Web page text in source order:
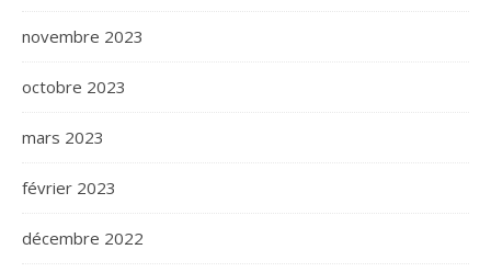
novembre 2023
octobre 2023
mars 2023
février 2023
décembre 2022